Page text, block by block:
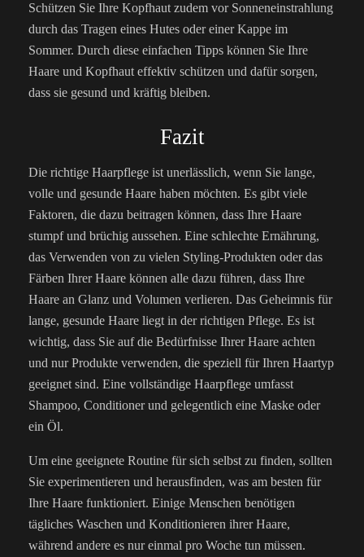
Schützen Sie Ihre Kopfhaut zudem vor Sonneneinstrahlung
durch das Tragen eines Hutes oder einer Kappe im
Sommer. Durch diese einfachen Tipps können Sie Ihre
Haare und Kopfhaut effektiv schützen und dafür sorgen,
dass sie gesund und kräftig bleiben.
Fazit
Die richtige Haarpflege ist unerlässlich, wenn Sie lange,
volle und gesunde Haare haben möchten. Es gibt viele
Faktoren, die dazu beitragen können, dass Ihre Haare
stumpf und brüchig aussehen. Eine schlechte Ernährung,
das Verwenden von zu vielen Styling-Produkten oder das
Färben Ihrer Haare können alle dazu führen, dass Ihre
Haare an Glanz und Volumen verlieren. Das Geheimnis für
lange, gesunde Haare liegt in der richtigen Pflege. Es ist
wichtig, dass Sie auf die Bedürfnisse Ihrer Haare achten
und nur Produkte verwenden, die speziell für Ihren Haartyp
geeignet sind. Eine vollständige Haarpflege umfasst
Shampoo, Conditioner und gelegentlich eine Maske oder
ein Öl.
Um eine geeignete Routine für sich selbst zu finden, sollten
Sie experimentieren und herausfinden, was am besten für
Ihre Haare funktioniert. Einige Menschen benötigen
tägliches Waschen und Konditionieren ihrer Haare,
während andere es nur einmal pro Woche tun müssen.